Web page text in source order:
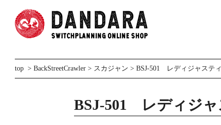
top > BackStreetCrawler > スカジャン > BSJ-501 レディジャステ
BSJ-501 レディジ